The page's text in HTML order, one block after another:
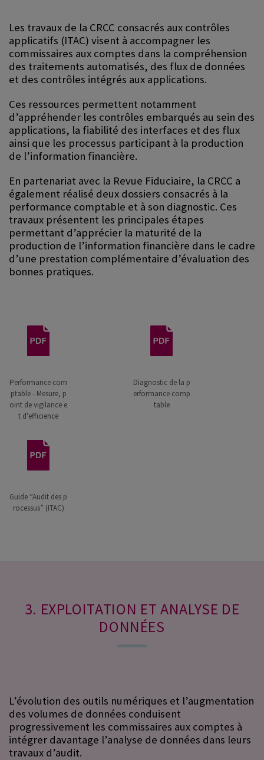
Les travaux de la CRCC consacrés aux contrôles
applicatifs (ITAC) visent à accompagner les
commissaires aux comptes dans la compréhension
des traitements automatisés, des flux de données
et des contrôles intégrés aux applications.
Ces ressources permettent notamment
d’appréhender les contrôles embarqués au sein des
applications, la fiabilité des interfaces et des flux
ainsi que les processus participant à la production
de l’information financière.
En partenariat avec la Revue Fiduciaire, la CRCC a
également réalisé deux dossiers consacrés à la
performance comptable et à son diagnostic. Ces
travaux présentent les principales étapes
permettant d’apprécier la maturité de la
production de l’information financière dans le cadre
d’une prestation complémentaire d’évaluation des
bonnes pratiques.
Performance com
ptable - Mesure, p
oint de vigilance e
t d'efficience
Diagnostic de la p
erformance comp
table
Guide “Audit des p
rocessus” (ITAC)
3. EXPLOITATION ET ANALYSE DE
DONNÉES
L’évolution des outils numériques et l’augmentation
des volumes de données conduisent
progressivement les commissaires aux comptes à
intégrer davantage l’analyse de données dans leurs
travaux d’audit.